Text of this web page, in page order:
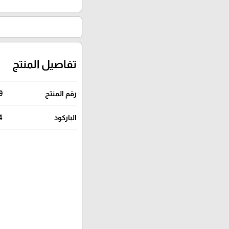
تفاصيل المنتج
رقم المنتج
الباركود